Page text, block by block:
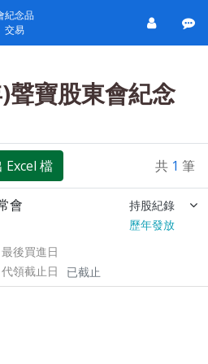
紀念品
交易
聲寶股東會紀念
Excel 檔 共 1 筆
會 持股紀錄
歷年發放
最後買進日
代領截止日
已截止